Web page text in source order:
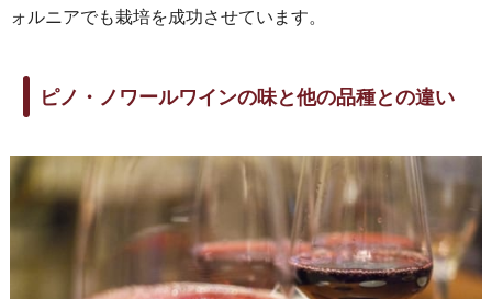
ォルニアでも栽培を成功させています。
ピノ・ノワールワインの味と他の品種との違い